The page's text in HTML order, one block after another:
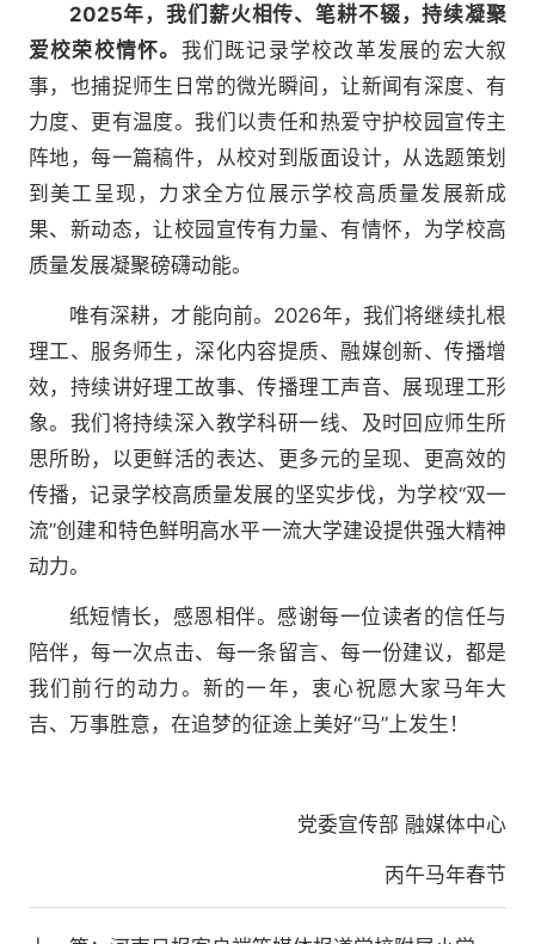
2025年，我们薪火相传、笔耕不辍，持续凝聚
爱校荣校情怀。 我们既记录学校改革发展的宏大叙
事，也捕捉师生日常的微光瞬间，让新闻有深度、有
力度、更有温度。我们以责任和热爱守护校园宣传主
阵地，每一篇稿件，从校对到版面设计，从选题策划
到美工呈现，力求全方位展示学校高质量发展新成
果、新动态，让校园宣传有力量、有情怀，为学校高
质量发展凝聚磅礴动能。
唯有深耕，才能向前。2026年，我们将继续扎根
理工、服务师生，深化内容提质、融媒创新、传播增
效，持续讲好理工故事、传播理工声音、展现理工形
象。我们将持续深入教学科研一线、及时回应师生所
思所盼，以更鲜活的表达、更多元的呈现、更高效的
传播，记录学校高质量发展的坚实步伐，为学校“双一
流”创建和特色鲜明高水平一流大学建设提供强大精神
动力。
纸短情长，感恩相伴。感谢每一位读者的信任与
陪伴，每一次点击、每一条留言、每一份建议，都是
我们前行的动力。新的一年，衷心祝愿大家马年大
吉、万事胜意，在追梦的征途上美好“马”上发生！
党委宣传部 融媒体中心
丙午马年春节